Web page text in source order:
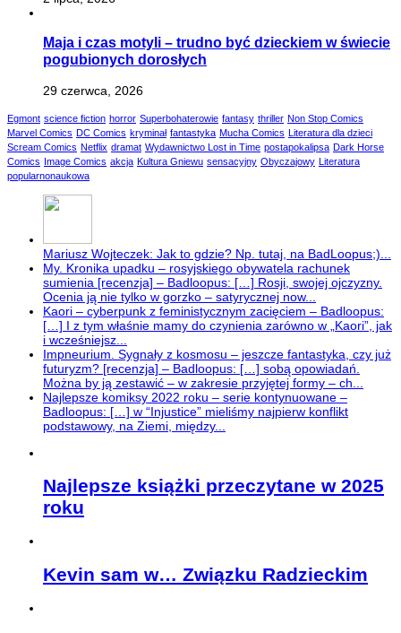
Maja i czas motyli – trudno być dzieckiem w świecie
pogubionych dorosłych
29 czerwca, 2026
Egmont science fiction horror Superbohaterowie fantasy thriller Non Stop Comics
Marvel Comics DC Comics kryminał fantastyka Mucha Comics Literatura dla dzieci
Scream Comics Netflix dramat Wydawnictwo Lost in Time postapokalipsa Dark Horse
Comics Image Comics akcja Kultura Gniewu sensacyjny Obyczajowy Literatura
popularnonaukowa
Mariusz Wojteczek: Jak to gdzie? Np. tutaj, na BadLoopus;)...
My. Kronika upadku – rosyjskiego obywatela rachunek
sumienia [recenzja] – Badloopus: […] Rosji, swojej ojczyzny.
Ocenia ją nie tylko w gorzko – satyrycznej now...
Kaori – cyberpunk z feministycznym zacięciem – Badloopus:
[…] I z tym właśnie mamy do czynienia zarówno w „Kaori”, jak
i wcześniejsz...
Impneurium. Sygnały z kosmosu – jeszcze fantastyka, czy już
futuryzm? [recenzja] – Badloopus: […] sobą opowiadań.
Można by ją zestawić – w zakresie przyjętej formy – ch...
Najlepsze komiksy 2022 roku – serie kontynuowane –
Badloopus: […] w “Injustice” mieliśmy najpierw konflikt
podstawowy, na Ziemi, między...
Najlepsze książki przeczytane w 2025
roku
Kevin sam w… Związku Radzieckim